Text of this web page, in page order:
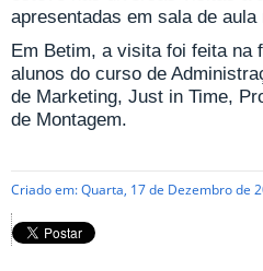
apresentadas em sala de aula
Em Betim, a visita foi feita na
alunos do curso de
de Marketing, Just in Time,
de Montagem.
Criado em: Quarta, 17 de Dezembro de